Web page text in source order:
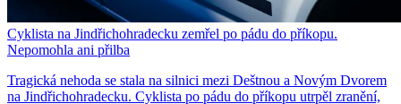
Cyklista na Jindřichohradecku zemřel po pádu do příkopu.
Nepomohla ani přilba
Tragická nehoda se stala na silnici mezi Deštnou a Novým Dvorem
na Jindřichohradecku. Cyklista po pádu do příkopu utrpěl zranění,